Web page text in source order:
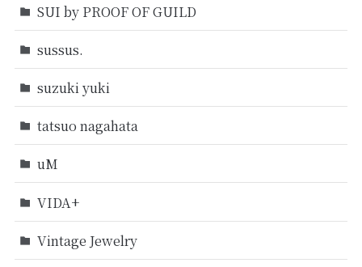
SUI by PROOF OF GUILD
sussus.
suzuki yuki
tatsuo nagahata
uM
VIDA+
Vintage Jewelry